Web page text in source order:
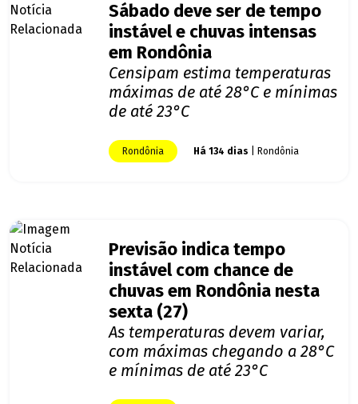
Sábado deve ser de tempo
instável e chuvas intensas
em Rondônia
Censipam estima temperaturas
máximas de até 28°C e mínimas
de até 23°C
Rondônia Há 134 dias | Rondônia
Previsão indica tempo
instável com chance de
chuvas em Rondônia nesta
sexta (27)
As temperaturas devem variar,
com máximas chegando a 28°C
e mínimas de até 23°C